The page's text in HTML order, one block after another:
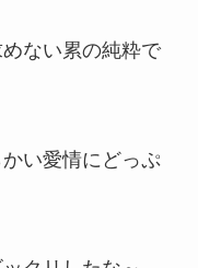
ない累の純粋で
い愛情にどっぷ